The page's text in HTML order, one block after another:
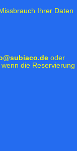
Ihrer Daten
oder
die Reservierung